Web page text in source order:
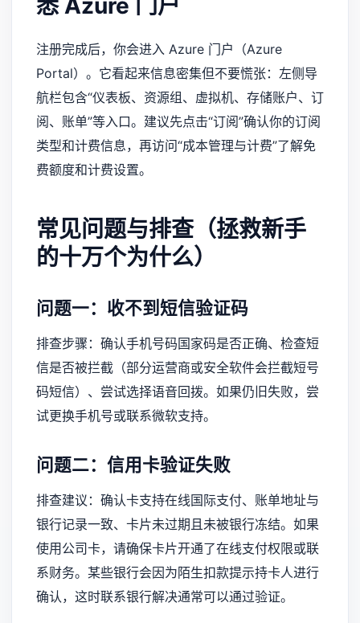
注册完成后，你会进入 Azure 门户（Azure
Portal）。它看起来信息密集但不要慌张：左侧导
航栏包含“仪表板、资源组、虚拟机、存储账户、订
阅、账单”等入口。建议先点击“订阅”确认你的订阅
类型和计费信息，再访问“成本管理与计费”了解免
费额度和计费设置。
常见问题与排查（拯救新手
的十万个为什么）
问题一：收不到短信验证码
排查步骤：确认手机号码国家码是否正确、检查短
信是否被拦截（部分运营商或安全软件会拦截短号
码短信）、尝试选择语音回拨。如果仍旧失败，尝
试更换手机号或联系微软支持。
问题二：信用卡验证失败
排查建议：确认卡支持在线国际支付、账单地址与
银行记录一致、卡片未过期且未被银行冻结。如果
使用公司卡，请确保卡片开通了在线支付权限或联
系财务。某些银行会因为陌生扣款提示持卡人进行
确认，这时联系银行解决通常可以通过验证。